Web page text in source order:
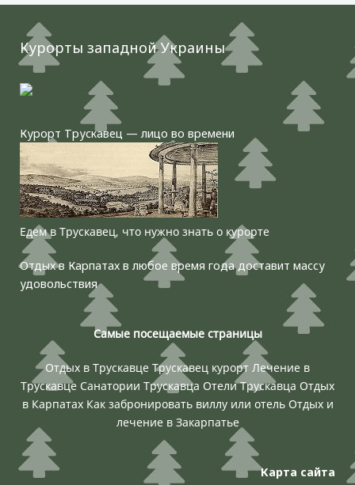
Курорты западной Украины
Курорт Трускавец — лицо во времени
Едем в Трускавец, что нужно знать о курорте
Отдых в Карпатах в любое время года доставит массу
удовольствия
Самые посещаемые страницы
Отдых в Трускавце Трускавец курорт Лечение в
Трускавце Санатории Трускавца Отели Трускавца Отдых
в Карпатах Как забронировать виллу или отель Отдых и
лечение в Закарпатье
Карта сайта